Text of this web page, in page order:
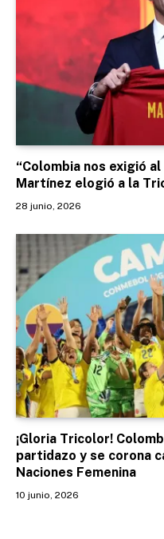
“Colombia nos exigió
Martínez elogió a la
28 junio, 2026
¡Gloria Tricolor!
partidazo y se corona
Naciones Femenina
10 junio, 2026